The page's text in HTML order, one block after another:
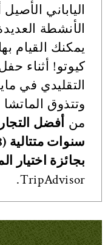
الياباني
الأنشطة
يمكنك القيام
كيوتو! أثناء
التقليدي في
وتتذوق
من أفضل
سنوات متتالية (2018-2022)
بجائزة اختيار
TripAdvisor.